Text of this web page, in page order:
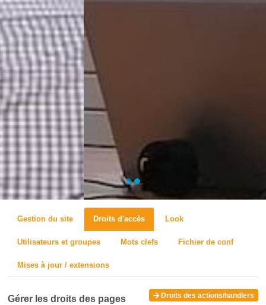
Gestion du site Droits d'accès Look
Utilisateurs et groupes Mots clefs Fichier de conf
Mises à jour / extensions
Droits des actions/handlers
Gérer les droits des pages